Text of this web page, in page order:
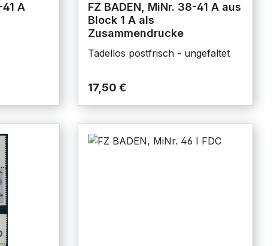
A
FZ BADEN, MiNr. 38-41 A aus
Block 1 A als
Zusammendrucke
Tadellos postfrisch - ungefaltet
17,50 €